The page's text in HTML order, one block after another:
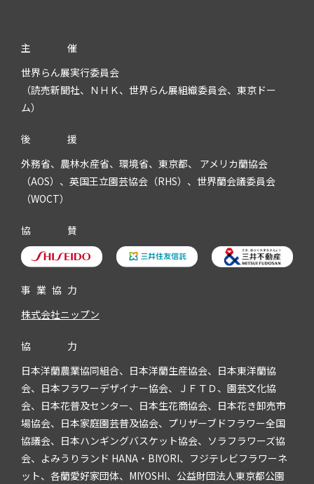
主
催
世界らん展実行委員会
（読売新聞社、ＮＨＫ、世界らん展組織委員会、東京ドー
ム）
後
援
外務省、農林水産省、環境省、東京都、 アメリカ蘭協会
（AOS）、英国王立園芸協会（RHS）、世界蘭会議委員会
（WOCT）
協 賛
事 業 協 力
株式会社ニップン
協
力
日本洋蘭農業協同組合、日本洋蘭生産協会、日本東洋蘭協
会、日本フラワーデザイナー協会、ＪＦＴＤ、園芸文化協
会、日本花普及センター、日本生花商協会、日本花き卸売市
場協会、日本家庭園芸普及協会、プリザーブドフラワー全国
協議会、日本ハンギングバスケット協会、ソラフラワーズ協
会、よみうりランド HANA・BIYORI、フジテレビフラワーネ
ット、各蘭愛好家団体、MIYOSHI、公益財団法人東京都公園